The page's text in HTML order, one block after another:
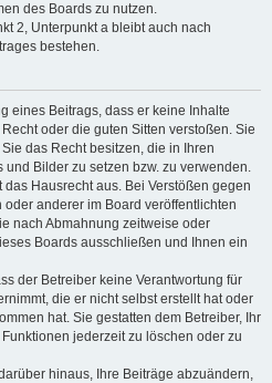
des Boards zu nutzen.
2, Unterpunkt a bleibt auch nach
bestehen.
eines Beitrags, dass er keine Inhalte
oder die guten Sitten verstoßen. Sie
das Recht besitzen, die in Ihren
Bilder zu setzen bzw. zu verwenden.
Hausrecht aus. Bei Verstößen gegen
anderer im Board veröffentlichten
nach Abmahnung zeitweise oder
Boards ausschließen und Ihnen ein
der Betreiber keine Verantwortung für
die er nicht selbst erstellt hat oder
hat. Sie gestatten dem Betreiber, Ihr
jederzeit zu löschen oder zu
hinaus, Ihre Beiträge abzuändern,